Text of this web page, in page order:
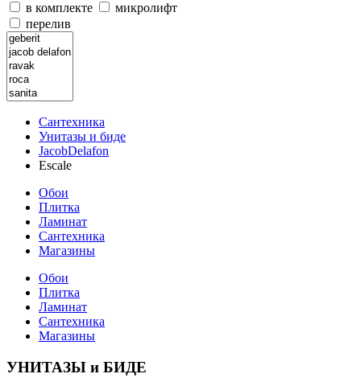
в комплекте
микролифт
перелив
Сантехника
Унитазы и биде
JacobDelafon
Escale
Обои
Плитка
Ламинат
Сантехника
Магазины
Обои
Плитка
Ламинат
Сантехника
Магазины
УНИТАЗЫ и БИДЕ